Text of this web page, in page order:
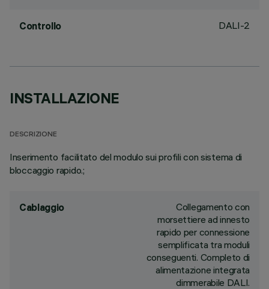
Controllo DALI-2
INSTALLAZIONE
DESCRIZIONE
Inserimento facilitato del modulo sui profili con sistema di
bloccaggio rapido.;
Cablaggio
Collegamento con
morsettiere ad innesto
rapido per connessione
semplificata tra moduli
conseguenti. Completo di
alimentazione integrata
dimmerabile DALI.